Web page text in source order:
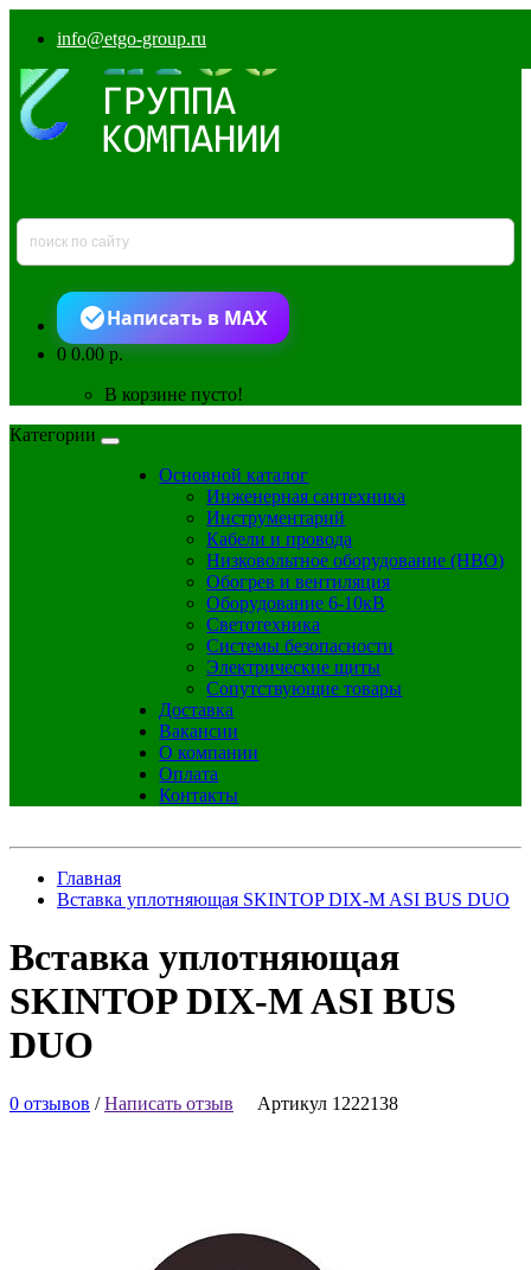
info@etgo-group.ru
Написать в MAX
00.00 р.
В корзине пусто!
Категории
Основной каталог
Инженерная сантехника
Инструментарий
Кабели и провода
Низковольтное оборудование (НВО)
Обогрев и вентиляция
Оборудование 6-10кВ
Светотехника
Системы безопасности
Электрические щиты
Сопутствующие товары
Доставка
Вакансии
О компании
Оплата
Контакты
Главная
Вставка уплотняющая SKINTOP DIX-M ASI BUS DUO
Вставка уплотняющая
SKINTOP DIX-M ASI BUS
DUO
0 отзывов /Написать отзыв Артикул 1222138